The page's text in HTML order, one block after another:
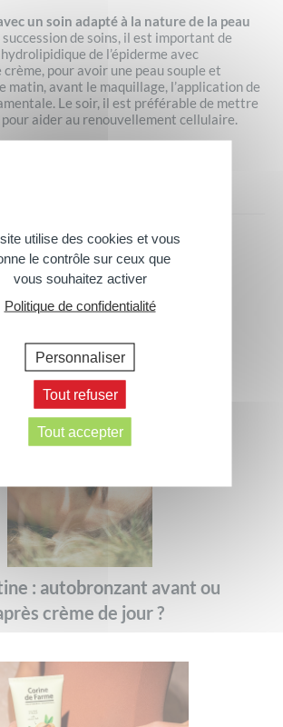
un soin adapté à la nature de la peau
de soins, il est important de
de l’épiderme avec
crème, pour avoir une peau souple et
matin, avant le maquillage, l’application de
Le soir, il est préférable de mettre
pour aider au renouvellement cellulaire.
peuvent aussi vous
intéresser
: autobronzant avant ou
crème de jour ?
utilise des cookies et vous
le contrôle sur ceux que
vous souhaitez activer
Politique de confidentialité
Personnaliser
Tout refuser
Tout accepter